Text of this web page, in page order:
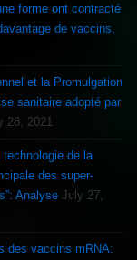
forme ont contracté
de vaccins,
et la Promulgation
sanitaire adopté par
28, 2021
technologie de la
des super-
Analyse July 27,
des vaccins mRNA: